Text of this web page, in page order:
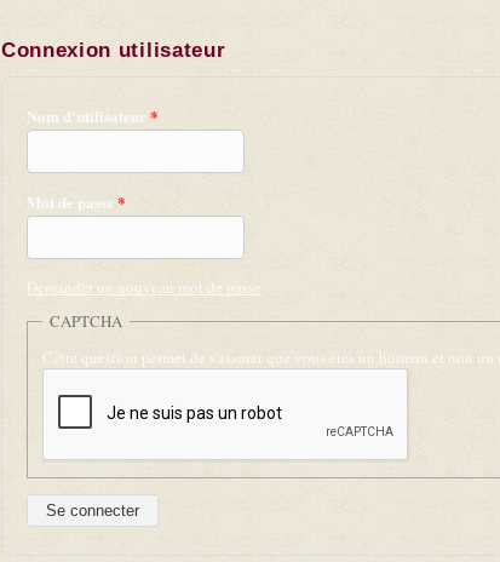
Connexion utilisateur
Nom d'utilisateur *
Mot de passe *
Demander un nouveau mot de passe
CAPTCHA
Cette question permet de s'assurer que vous êtes un humain et non